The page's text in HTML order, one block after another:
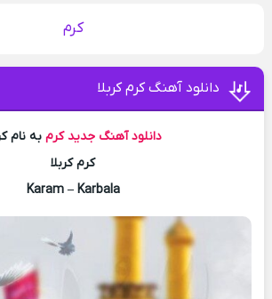
کرم
دانلود آهنگ کرم کربلا
دانلود آهنگ جدید کرم به نام
کرم کربلا
Karam – Karbala